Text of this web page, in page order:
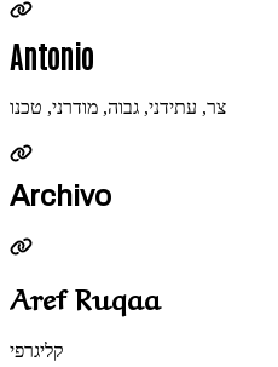
Antonio
צר, עתידני, גבוה, מודרני, טכנו
Archivo
Aref Ruqaa
קליגרפי